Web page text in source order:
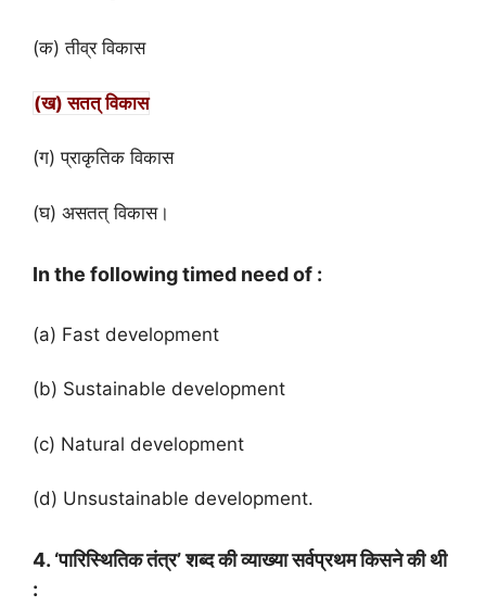
(क) तीव्र विकास
(ख) सतत् विकास
(ग) प्राकृतिक विकास
(घ) असतत् विकास।
In the following timed need of :
(a) Fast development
(b) Sustainable development
(c) Natural development
(d) Unsustainable development.
4. ‘पारिस्थितिक तंत्र’ शब्द की व्याख्या सर्वप्रथम किसने की थी
: